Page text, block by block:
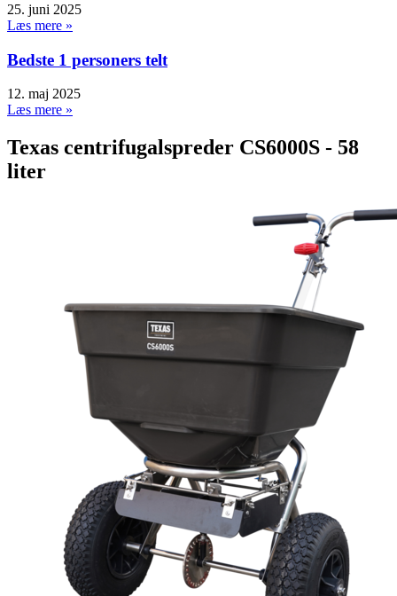
25. juni 2025
Læs mere »
Bedste 1 personers telt
12. maj 2025
Læs mere »
Texas centrifugalspreder CS6000S - 58
liter